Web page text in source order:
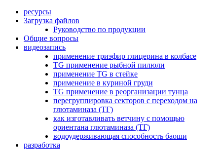
ресурсы
Загрузка файлов
Руководство по продукции
Общие вопросы
видеозапись
применение триэфир глицерина в колбасе
TG применение рыбной пилюли
применение TG в стейке
применение в куриной груди
TG применение в реорганизации тунца
перегруппировка секторов с переходом на
глютаминаза (ТГ)
как изготавливать ветчину с помощью
ориентана глютаминаза (ТГ)
водоудерживающая способность баоши
разработка